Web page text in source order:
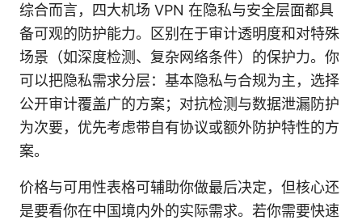
综合而言，四大机场 VPN 在隐私与安全层面都具
备可观的防护能力。区别在于审计透明度和对特殊
场景（如深度检测、复杂网络条件）的保护力。你
可以把隐私需求分层：基本隐私与合规为主，选择
公开审计覆盖广的方案；对抗检测与数据泄漏防护
为次要，优先考虑带自有协议或额外防护特性的方
案。
价格与可用性表格可辅助你做最后决定，但核心还
是要看你在中国境内外的实际需求。若你需要快速